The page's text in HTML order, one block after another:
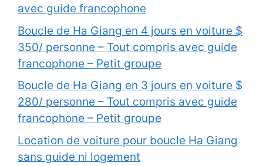
avec guide francophone
Boucle de Ha Giang en 4 jours en voiture $
350/ personne – Tout compris avec guide
francophone – Petit groupe
Boucle de Ha Giang en 3 jours en voiture $
280/ personne – Tout compris avec guide
francophone – Petit groupe
Location de voiture pour boucle Ha Giang
sans guide ni logement